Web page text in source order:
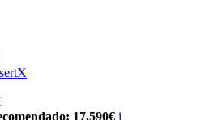
17.590€ i